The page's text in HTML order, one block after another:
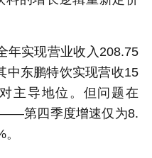
年实现营业收入208.75
中东鹏特饮实现营收15
主导地位。但问题在
——第四季度增速仅为8.